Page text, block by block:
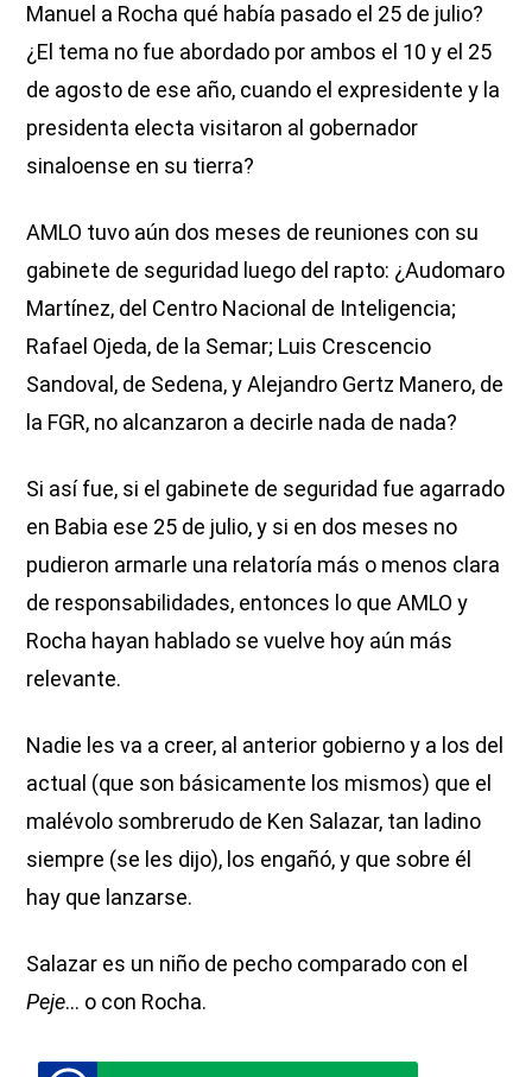
Manuel a Rocha qué había pasado el 25 de julio?
¿El tema no fue abordado por ambos el 10 y el 25
de agosto de ese año, cuando el expresidente y la
presidenta electa visitaron al gobernador
sinaloense en su tierra?
AMLO tuvo aún dos meses de reuniones con su
gabinete de seguridad luego del rapto: ¿Audomaro
Martínez, del Centro Nacional de Inteligencia;
Rafael Ojeda, de la Semar; Luis Crescencio
Sandoval, de Sedena, y Alejandro Gertz Manero, de
la FGR, no alcanzaron a decirle nada de nada?
Si así fue, si el gabinete de seguridad fue agarrado
en Babia ese 25 de julio, y si en dos meses no
pudieron armarle una relatoría más o menos clara
de responsabilidades, entonces lo que AMLO y
Rocha hayan hablado se vuelve hoy aún más
relevante.
Nadie les va a creer, al anterior gobierno y a los del
actual (que son básicamente los mismos) que el
malévolo sombrerudo de Ken Salazar, tan ladino
siempre (se les dijo), los engañó, y que sobre él
hay que lanzarse.
Salazar es un niño de pecho comparado con el
Peje… o con Rocha.